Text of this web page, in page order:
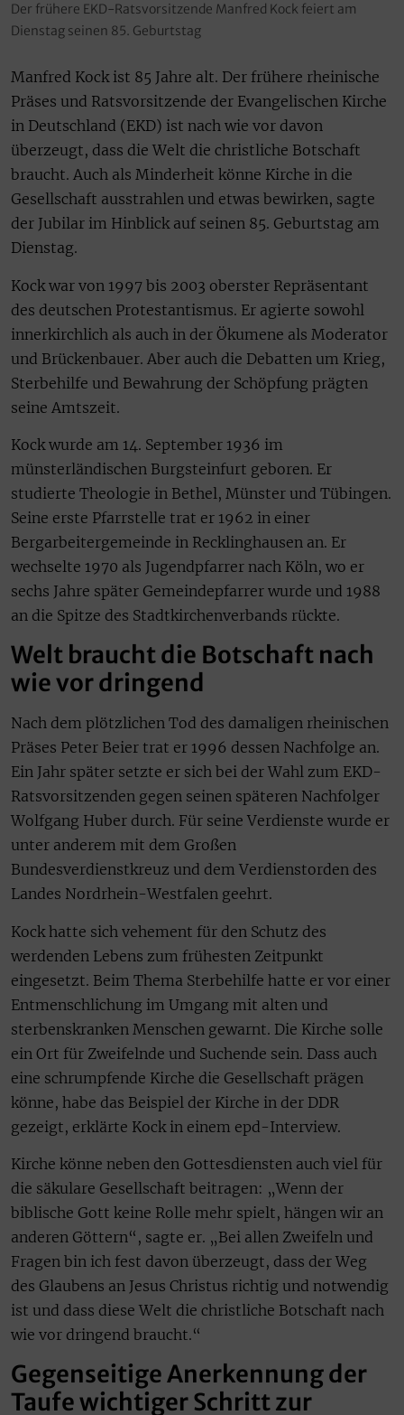
Der frühere EKD-Ratsvorsitzende Manfred Kock feiert am
Dienstag seinen 85. Geburtstag
Manfred Kock ist 85 Jahre alt. Der frühere rheinische
Präses und Ratsvorsitzende der Evangelischen Kirche
in Deutschland (EKD) ist nach wie vor davon
überzeugt, dass die Welt die christliche Botschaft
braucht. Auch als Minderheit könne Kirche in die
Gesellschaft ausstrahlen und etwas bewirken, sagte
der Jubilar im Hinblick auf seinen 85. Geburtstag am
Dienstag.
Kock war von 1997 bis 2003 oberster Repräsentant
des deutschen Protestantismus. Er agierte sowohl
innerkirchlich als auch in der Ökumene als Moderator
und Brückenbauer. Aber auch die Debatten um Krieg,
Sterbehilfe und Bewahrung der Schöpfung prägten
seine Amtszeit.
Kock wurde am 14. September 1936 im
münsterländischen Burgsteinfurt geboren. Er
studierte Theologie in Bethel, Münster und Tübingen.
Seine erste Pfarrstelle trat er 1962 in einer
Bergarbeitergemeinde in Recklinghausen an. Er
wechselte 1970 als Jugendpfarrer nach Köln, wo er
sechs Jahre später Gemeindepfarrer wurde und 1988
an die Spitze des Stadtkirchenverbands rückte.
Welt braucht die Botschaft nach
wie vor dringend
Nach dem plötzlichen Tod des damaligen rheinischen
Präses Peter Beier trat er 1996 dessen Nachfolge an.
Ein Jahr später setzte er sich bei der Wahl zum EKD-
Ratsvorsitzenden gegen seinen späteren Nachfolger
Wolfgang Huber durch. Für seine Verdienste wurde er
unter anderem mit dem Großen
Bundesverdienstkreuz und dem Verdienstorden des
Landes Nordrhein-Westfalen geehrt.
Kock hatte sich vehement für den Schutz des
werdenden Lebens zum frühesten Zeitpunkt
eingesetzt. Beim Thema Sterbehilfe hatte er vor einer
Entmenschlichung im Umgang mit alten und
sterbenskranken Menschen gewarnt. Die Kirche solle
ein Ort für Zweifelnde und Suchende sein. Dass auch
eine schrumpfende Kirche die Gesellschaft prägen
könne, habe das Beispiel der Kirche in der DDR
gezeigt, erklärte Kock in einem epd-Interview.
Kirche könne neben den Gottesdiensten auch viel für
die säkulare Gesellschaft beitragen: „Wenn der
biblische Gott keine Rolle mehr spielt, hängen wir an
anderen Göttern“, sagte er. „Bei allen Zweifeln und
Fragen bin ich fest davon überzeugt, dass der Weg
des Glaubens an Jesus Christus richtig und notwendig
ist und dass diese Welt die christliche Botschaft nach
wie vor dringend braucht.“
Gegenseitige Anerkennung der
Taufe wichtiger Schritt zur